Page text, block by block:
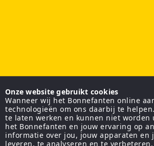
Onze website gebruikt cookies
Wanneer wij het Bonnefanten online
technologieën om ons daarbij te
te laten werken en kunnen niet
het Bonnefanten en jouw ervaring op
informatie over jou, jouw apparaten
leveren, te analyseren en te